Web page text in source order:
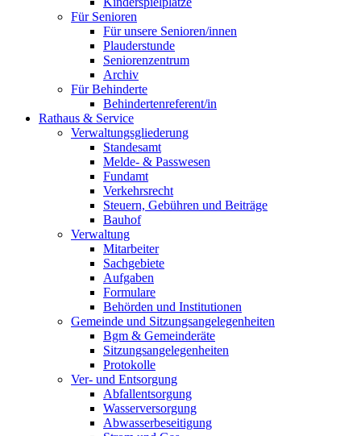
Für Senioren
Für unsere Senioren/innen
Plauderstunde
Seniorenzentrum
Archiv
Für Behinderte
Behindertenreferent/in
Rathaus & Service
Verwaltungsgliederung
Standesamt
Melde- & Passwesen
Fundamt
Verkehrsrecht
Steuern, Gebühren und Beiträge
Bauhof
Verwaltung
Mitarbeiter
Sachgebiete
Aufgaben
Formulare
Behörden und Institutionen
Gemeinde und Sitzungsangelegenheiten
Bgm & Gemeinderäte
Sitzungsangelegenheiten
Protokolle
Ver- und Entsorgung
Abfallentsorgung
Wasserversorgung
Abwasserbeseitigung